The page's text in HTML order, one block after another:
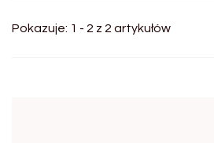
Pokazuje: 1 - 2 z 2 artykułów